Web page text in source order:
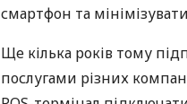
смартфон та
Ще кілька років тому
послугами різних